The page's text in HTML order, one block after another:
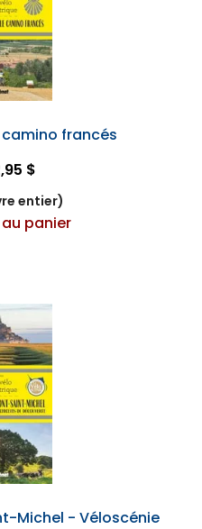
francés
$
entier)
panier
Michel - Véloscénie